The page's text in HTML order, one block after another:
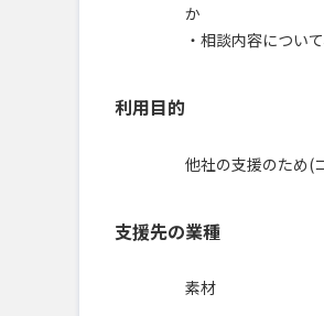
か
・相談内容につい
利用目的
他社の支援のため(
支援先の業種
素材